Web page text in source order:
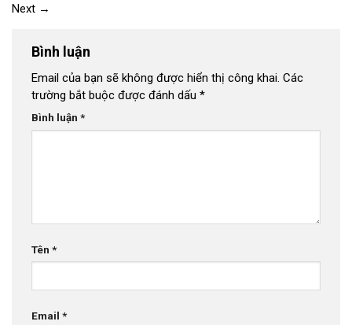
Next →
Bình luận
Email của bạn sẽ không được hiển thị công khai. Các
trường bắt buộc được đánh dấu *
Bình luận *
Tên *
Email *